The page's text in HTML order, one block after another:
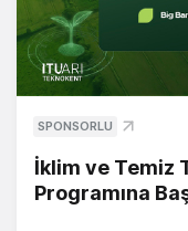
SPONSORLU
İklim ve Temiz
Programına